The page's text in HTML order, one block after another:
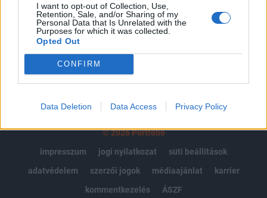
I want to opt-out of Collection, Use,
Retention, Sale, and/or Sharing of my
Personal Data that Is Unrelated with the
Purposes for which it was collected.
Opted Out
CONFIRM
Data Deletion Data Access Privacy Policy
MÁR ELŐFIZETŐNK VAGY?
© 2026 Portfolio
impresszum
jogi nyilatkozat
süti beállítások
adatvédelem
szerzői jogok médiaajánlat
karrier
kommentkezelés
ÁSZF